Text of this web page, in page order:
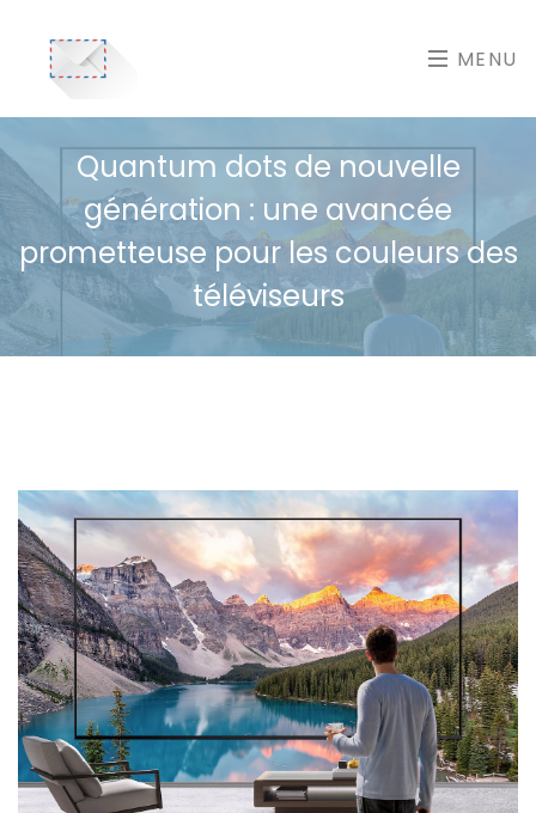
MENU
Quantum dots de nouvelle
génération : une avancée
prometteuse pour les couleurs des
téléviseurs